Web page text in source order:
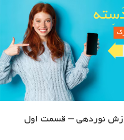
نوردهی – قسمت اول